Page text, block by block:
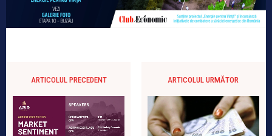
ARTICOLUL PRECEDENT ARTICOLUL URMĂTOR